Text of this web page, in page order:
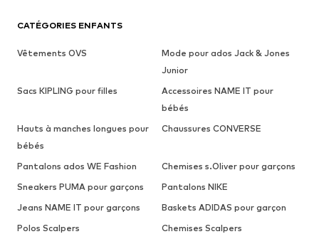
CATÉGORIES ENFANTS
Vêtements OVS
Mode pour ados Jack & Jones
Junior
Sacs KIPLING pour filles
Accessoires NAME IT pour
bébés
Hauts à manches longues pour
bébés
Chaussures CONVERSE
Pantalons ados WE Fashion
Chemises s.Oliver pour garçons
Sneakers PUMA pour garçons
Pantalons NIKE
Jeans NAME IT pour garçons
Baskets ADIDAS pour garçon
Polos Scalpers
Chemises Scalpers